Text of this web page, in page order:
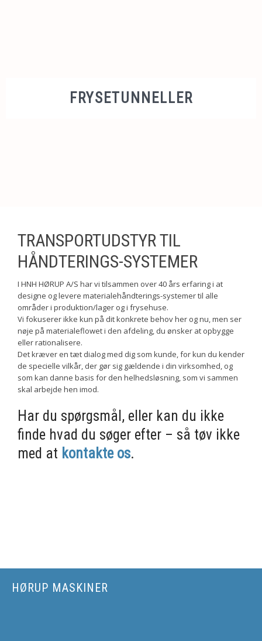
FRYSETUNNELLER
TRANSPORTUDSTYR TIL
HÅNDTERINGS-SYSTEMER
I HNH HØRUP A/S har vi tilsammen over 40 års erfaring i at
designe og levere materialehåndterings-systemer til alle
områder i produktion/lager og i frysehuse.
Vi fokuserer ikke kun på dit konkrete behov her og nu, men ser
nøje på materialeflowet i den afdeling, du ønsker at opbygge
eller rationalisere.
Det kræver en tæt dialog med dig som kunde, for kun du kender
de specielle vilkår, der gør sig gældende i din virksomhed, og
som kan danne basis for den helhedsløsning, som vi sammen
skal arbejde hen imod.
Har du spørgsmål, eller kan du ikke
finde hvad du søger efter – så tøv ikke
med at kontakte os.
HØRUP MASKINER